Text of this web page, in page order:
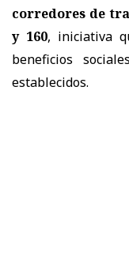
corredores de
y 160, iniciativa
beneficios
establecidos.